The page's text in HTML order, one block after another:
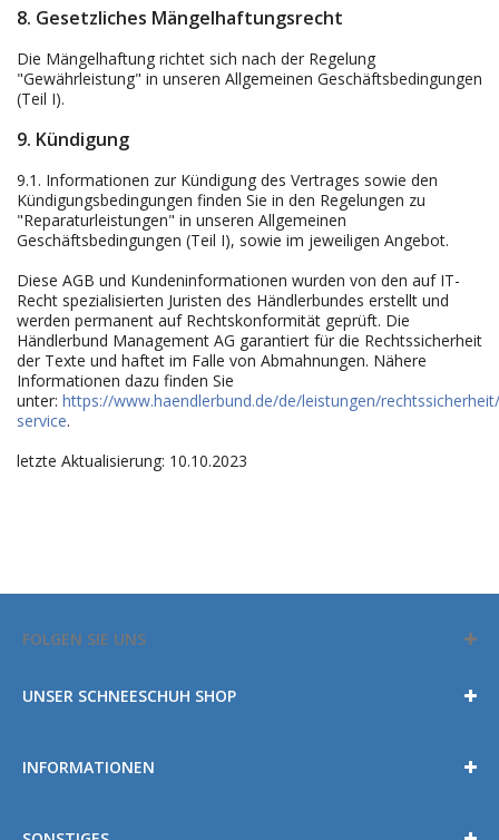
8. Gesetzliches Mängelhaftungsrecht
Die Mängelhaftung richtet sich nach der Regelung
"Gewährleistung" in unseren Allgemeinen Geschäftsbedingungen
(Teil I).
9. Kündigung
9.1. Informationen zur Kündigung des Vertrages sowie den
Kündigungsbedingungen finden Sie in den Regelungen zu
"Reparaturleistungen" in unseren Allgemeinen
Geschäftsbedingungen (Teil I), sowie im jeweiligen Angebot.
Diese AGB und Kundeninformationen wurden von den auf IT-
Recht spezialisierten Juristen des Händlerbundes erstellt und
werden permanent auf Rechtskonformität geprüft. Die
Händlerbund Management AG garantiert für die Rechtssicherheit
der Texte und haftet im Falle von Abmahnungen. Nähere
Informationen dazu finden Sie
unter: https://www.haendlerbund.de/de/leistungen/
service.
letzte Aktualisierung: 10.10.2023
FOLGEN SIE UNS
UNSER SCHNEESCHUH SHOP
INFORMATIONEN